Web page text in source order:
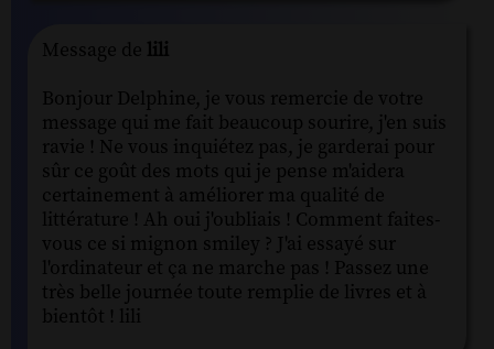
Message de lili
Bonjour Delphine, je vous remercie de votre
message qui me fait beaucoup sourire, j'en suis
ravie ! Ne vous inquiétez pas, je garderai pour
sûr ce goût des mots qui je pense m'aidera
certainement à améliorer ma qualité de
littérature ! Ah oui j'oubliais ! Comment faites-
vous ce si mignon smiley ? J'ai essayé sur
l'ordinateur et ça ne marche pas ! Passez une
très belle journée toute remplie de livres et à
bientôt ! lili